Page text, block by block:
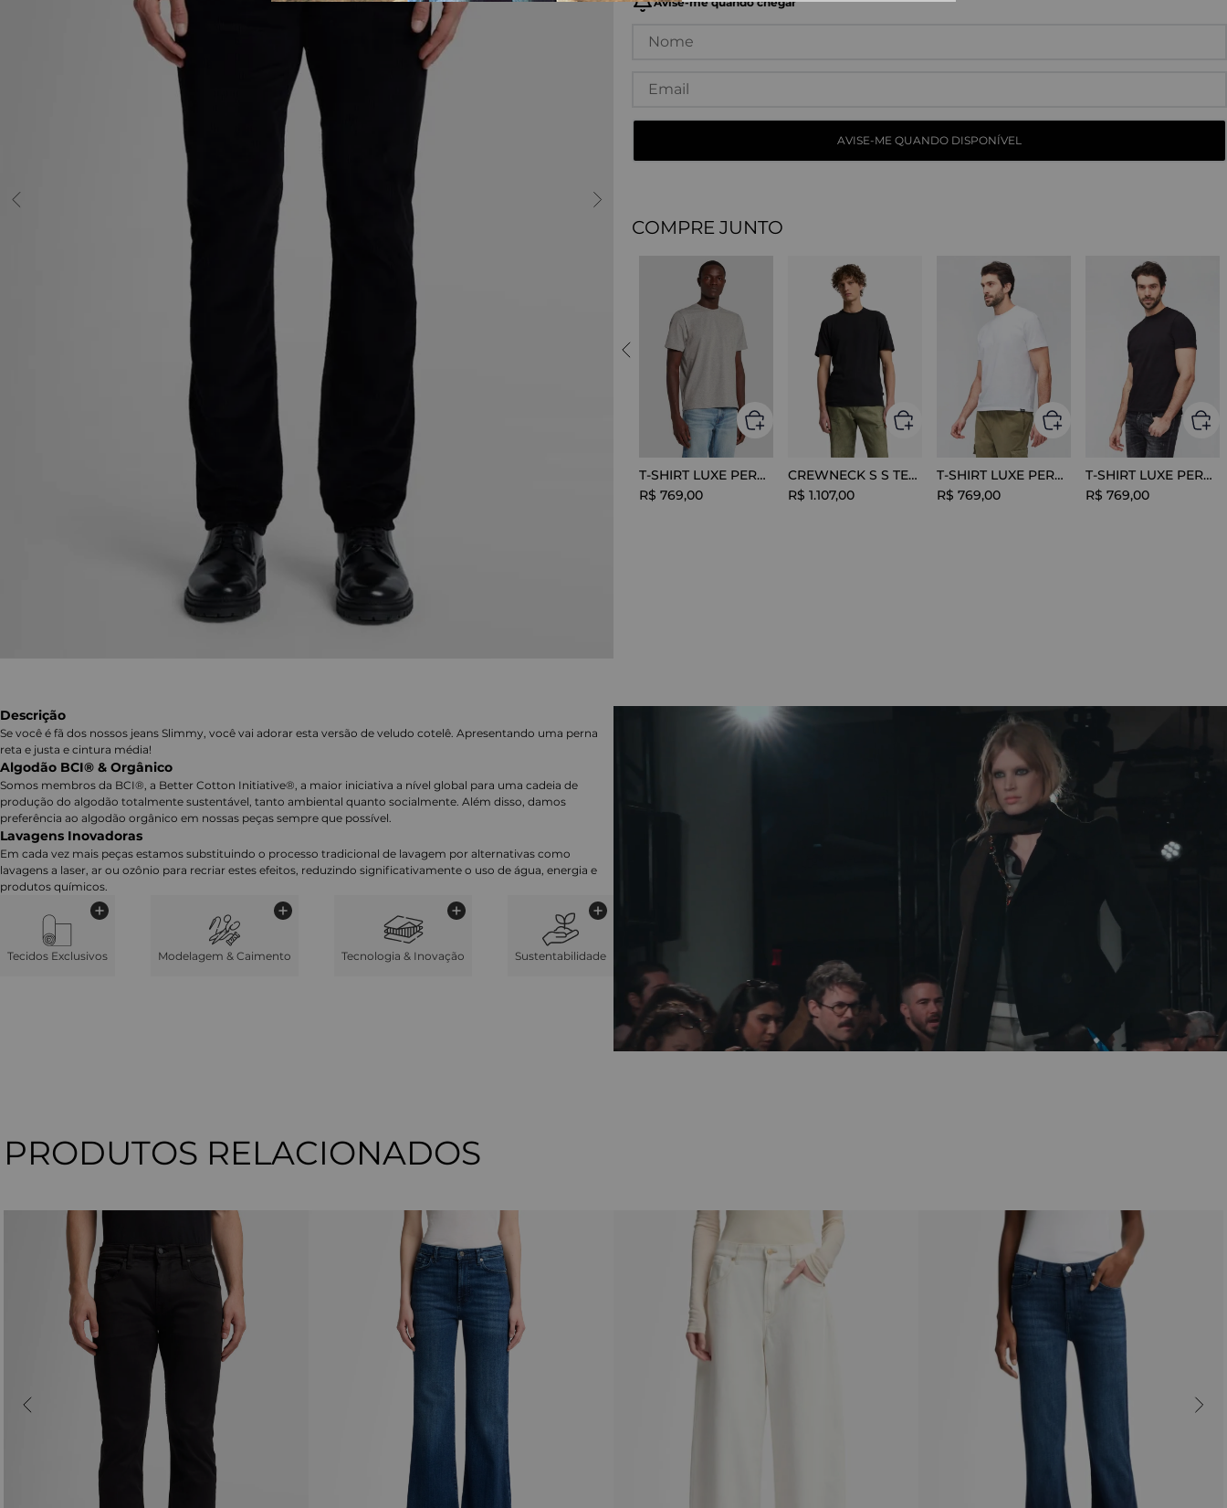
COMPRE JUNTO
T-SHIRT LUXE PERFOR GREY MELANGE
R$ 769,00
CREWNECK S S TEE COTTON BLACK
R$ 1.107,00
T-SHIRT LUXE PERFORMANCE WHITE
R$ 769,00
T-SHIRT LUXE PERFORMANCE BLACK
R$ 769,00
Descrição
Se você é fã dos nossos jeans Slimmy, você vai adorar esta versão de veludo cotelê. Apresentando uma perna
reta e justa e cintura média!
Algodão BCI® & Orgânico
Somos membros da BCI®, a Better Cotton Initiative®, a maior iniciativa a nível global para uma cadeia de
produção do algodão totalmente sustentável, tanto ambiental quanto socialmente. Além disso, damos
preferência ao algodão orgânico em nossas peças sempre que possível.
Lavagens Inovadoras
Em cada vez mais peças estamos substituindo o processo tradicional de lavagem por alternativas como
lavagens a laser, ar ou ozônio para recriar estes efeitos, reduzindo significativamente o uso de água, energia e
produtos químicos.
Tecidos Exclusivos Modelagem & Caimento Tecnologia & Inovação Sustentabilidade
PRODUTOS RELACIONADOS